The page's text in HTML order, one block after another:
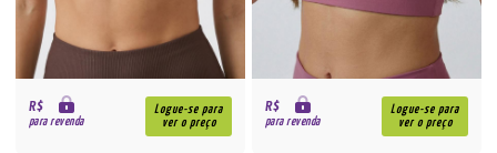
R$
para revenda
Logue-se para
ver o preço
R$
para revenda
Logue-se para
ver o preço